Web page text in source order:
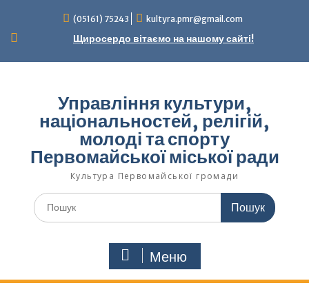
вмісту
(05161) 75243 kultyra.pmr@gmail.com
Щиросердо вітаємо на нашому сайті!
Управління культури,
національностей, релігій,
молоді та спорту
Первомайської міської ради
Культура Первомайcької громади
Шукати:
Меню